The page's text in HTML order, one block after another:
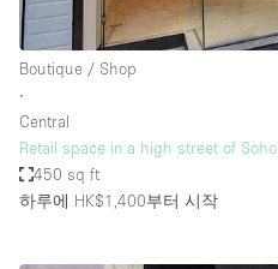
Boutique / Shop
∙
Central
Retail space in a high street of Soho
450 sq ft
하루에 HK$1,400부터 시작